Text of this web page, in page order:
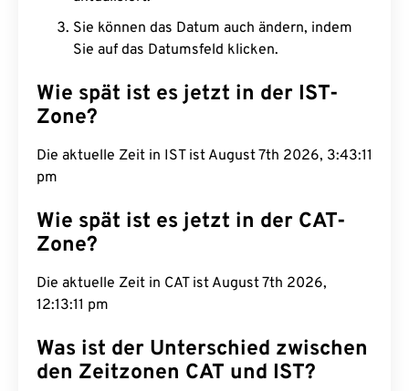
Sie können das Datum auch ändern, indem
Sie auf das Datumsfeld klicken.
Wie spät ist es jetzt in der IST-
Zone?
Die aktuelle Zeit in IST ist August 7th 2026,
3:43:12 pm
Wie spät ist es jetzt in der CAT-
Zone?
Die aktuelle Zeit in CAT ist August 7th 2026,
12:13:12 pm
Was ist der Unterschied zwischen
den Zeitzonen CAT und IST?